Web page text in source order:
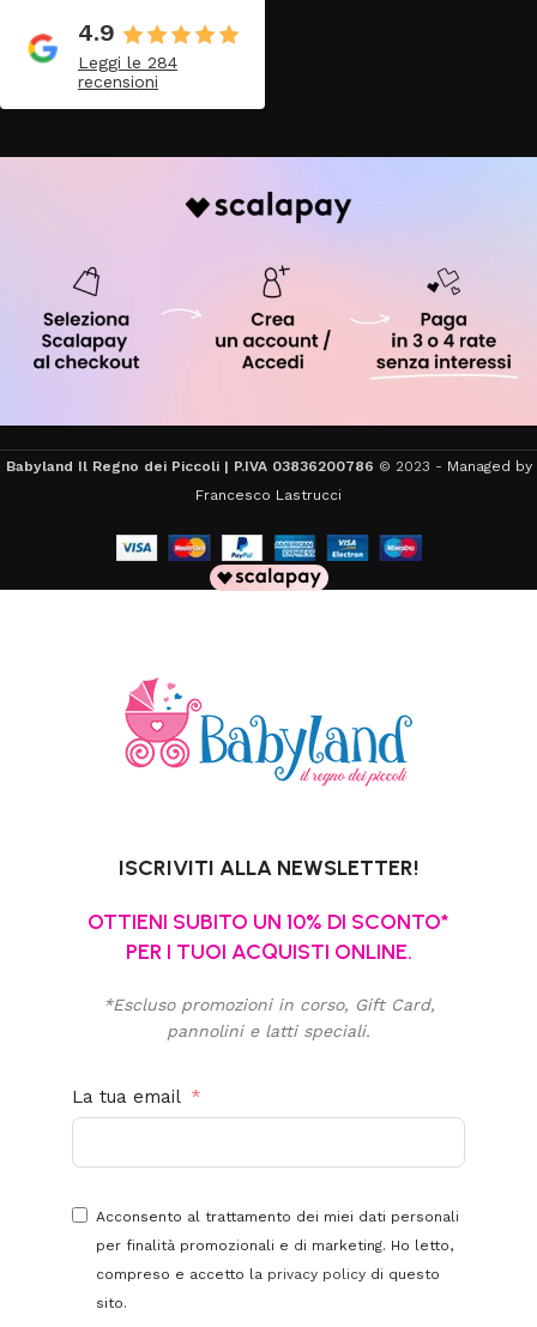
4.9
Leggi le 284
recensioni
Babyland Il Regno dei Piccoli | P.IVA 03836200786 © 2023 - Managed by
Francesco Lastrucci
ISCRIVITI ALLA NEWSLETTER!
OTTIENI SUBITO UN 10% DI SCONTO*
PER I TUOI ACQUISTI ONLINE.
*Escluso promozioni in corso, Gift Card,
pannolini e latti speciali.
La tua email
Acconsento al trattamento dei miei dati personali
per finalità promozionali e di marketing. Ho letto,
compreso e accetto la privacy policy di questo
sito.